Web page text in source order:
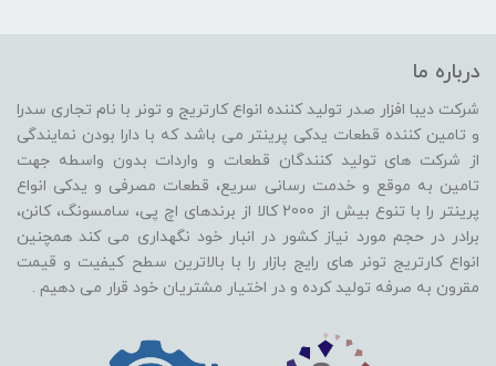
درباره ما
شرکت دیبا افزار صدر تولید کننده انواع کارتریج و تونر با نام تجاری سدرا
و تامین کننده قطعات یدکی پرینتر می باشد که با دارا بودن نمایندگی
از شرکت های تولید کنندگان قطعات و واردات بدون واسطه جهت
تامین به موقع و خدمت رسانی سریع، قطعات مصرفی و یدکی انواع
پرینتر را با تنوع بیش از 2000 کالا از برندهای اچ پی، سامسونگ، کانن،
برادر در حجم مورد نیاز کشور در انبار خود نگهداری می کند همچنین
انواع کارتریج تونر های رایج بازار را با بالاترین سطح کیفیت و قیمت
مقرون به صرفه تولید کرده و در اختیار مشتریان خود قرار می دهیم .